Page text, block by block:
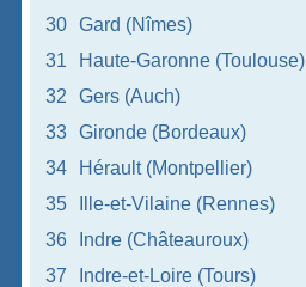
30
Gard (Nîmes)
31
Haute-Garonne (Toulouse)
32
Gers (Auch)
33
Gironde (Bordeaux)
34
Hérault (Montpellier)
35
Ille-et-Vilaine (Rennes)
36
Indre (Châteauroux)
37
Indre-et-Loire (Tours)